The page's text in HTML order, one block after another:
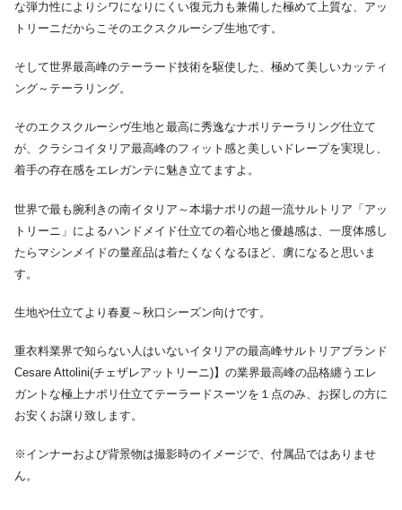
な弾力性によりシワになりにくい復元力も兼備した極めて上質な、アッ
トリーニだからこそのエクスクルーシブ生地です。
そして世界最高峰のテーラード技術を駆使した、極めて美しいカッティ
ング～テーラリング。
そのエクスクルーシヴ生地と最高に秀逸なナポリテーラリング仕立て
が、クラシコイタリア最高峰のフィット感と美しいドレープを実現し、
着手の存在感をエレガンテに魅き立てますよ。
世界で最も腕利きの南イタリア～本場ナポリの超一流サルトリア「アッ
トリーニ」によるハンドメイド仕立ての着心地と優越感は、一度体感し
たらマシンメイドの量産品は着たくなくなるほど、虜になると思いま
す。
生地や仕立てより春夏～秋口シーズン向けです。
重衣料業界で知らない人はいないイタリアの最高峰サルトリアブランド
Cesare Attolini(チェザレアットリーニ)】の業界最高峰の品格纏うエレ
ガントな極上ナポリ仕立てテーラードスーツを１点のみ、お探しの方に
お安くお譲り致します。
※インナーおよび背景物は撮影時のイメージで、付属品ではありませ
ん。